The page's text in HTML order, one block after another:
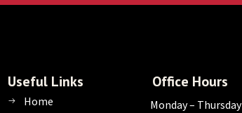
Useful Links
Home
Office Hours
Monday – Thursday